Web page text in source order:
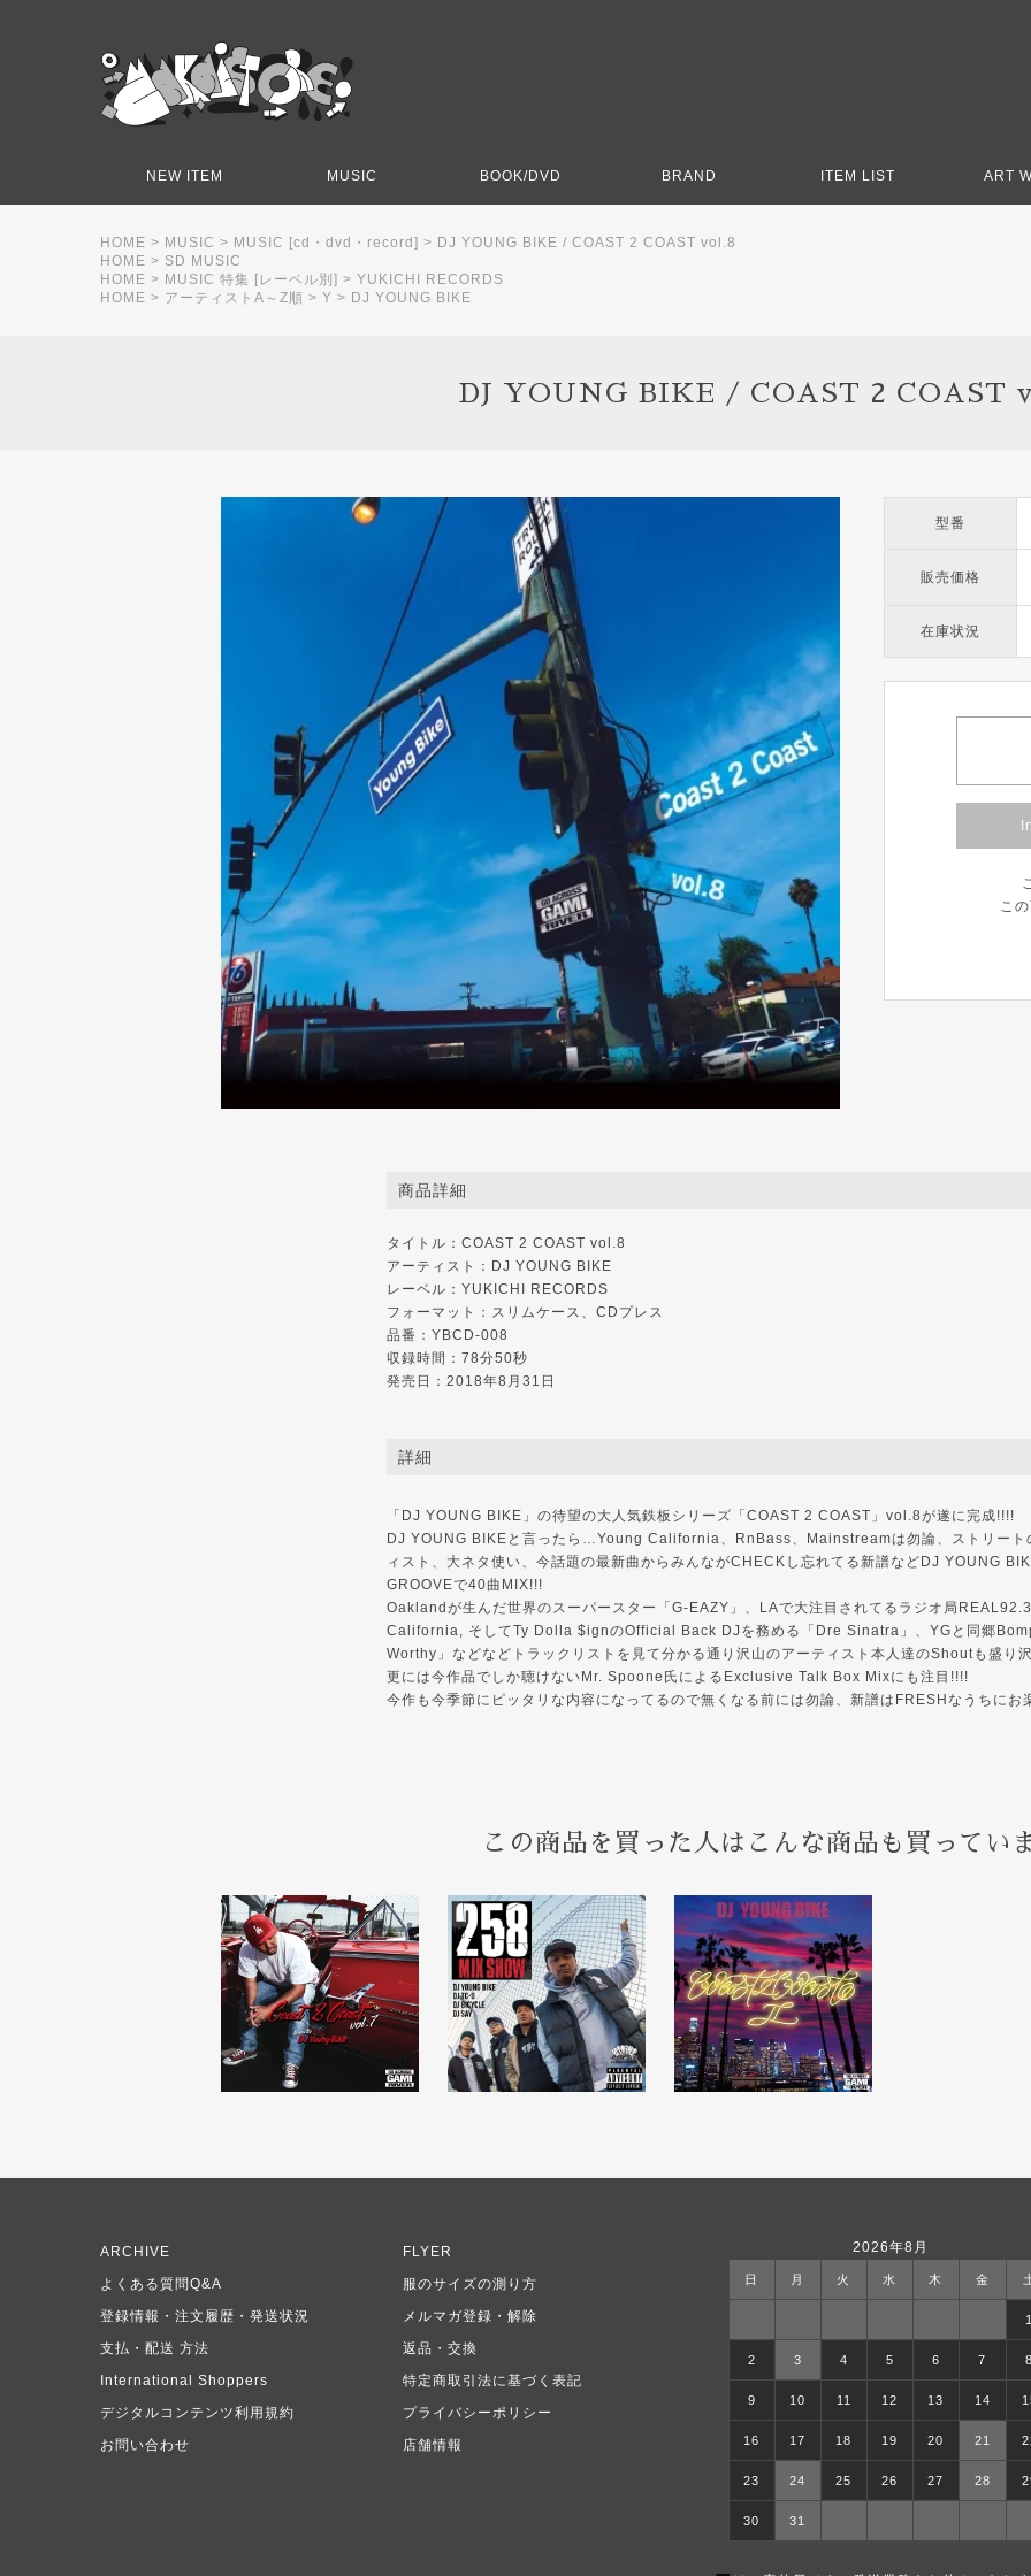
NEW ITEM MUSIC BOOK/DVD BRAND ITEM LIST ART
HOME > MUSIC > MUSIC [cd・dvd・record] > DJ YOUNG BIKE / COAST 2 COAST vol.8
HOME > SD MUSIC
HOME > MUSIC 特集 [レーベル別] > YUKICHI RECORDS
HOME > アーティストA～Z順 > Y > DJ YOUNG BIKE
DJ YOUNG BIKE / COAST 2 COAST
商品詳細
タイトル：COAST 2 COAST vol.8
アーティスト：DJ YOUNG BIKE
レーベル：YUKICHI RECORDS
フォーマット：スリムケース、CDプレス
品番：YBCD-008
収録時間：78分50秒
発売日：2018年8月31日
詳細
「DJ YOUNG BIKE」の待望の大人気鉄板シリーズ「COAST 2 COAST」vol.8が遂に完成!!!!
DJ YOUNG BIKEと言ったら…Young California、RnBass、Mainstreamは勿論、ストリート
ィスト、大ネタ使い、今話題の最新曲からみんながCHECKし忘れてる新譜などDJ YOUNG
GROOVEで40曲MIX!!!
Oaklandが生んだ世界のスーパースター「G-EAZY」、LAで大注目されてるラジオ局
California, そしてTy Dolla $ignのOfficial Back DJを務める「Dre Sinatra」、YGと同郷
Worthy」などなどトラックリストを見て分かる通り沢山のアーティスト本人達のShoutも盛り
更には今作品でしか聴けないMr. Spoone氏によるExclusive Talk Box Mixにも注目!!!!
今作も今季節にピッタリな内容になってるので無くなる前には勿論、新譜はFRESHなうちにお
型番
販売価格
在庫状況
こ
この商品を買った人はこんな商品も買ってい
2026年8月
日 月 火 水 木 金
1
2 3 4 5 6 7 8
9 10 11 12 13 14
16 17 18 19 20 21
23 24 25 26 27 28
30 31
ARCHIVE
FLYER
よくある質問Q&A
服のサイズの測り方
登録情報・注文履歴・発送状況
メルマガ登録・解除
支払・配送 方法
返品・交換
International Shoppers
特定商取引法に基づく表記
デジタルコンテンツ利用規約
プライバシーポリシー
お問い合わせ
店舗情報